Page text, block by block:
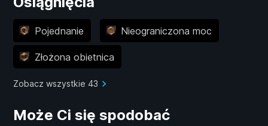
Pojednanie Nieograniczona moc
Złożona obietnica
Zobacz wszystkie 43
Może Ci się spodobać